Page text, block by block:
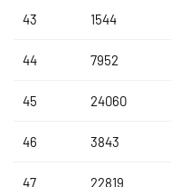
43 1544
44 7952
45 24060
46 3843
47 22819